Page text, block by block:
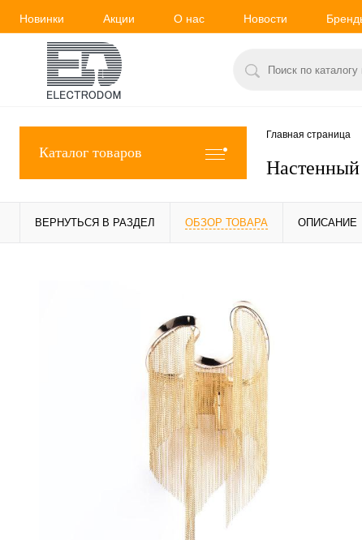
Новинки Акции О нас Новости
Каталог товаров
Главная страница
ВЕРНУТЬСЯ В РАЗДЕЛ ОБЗОР ТОВАРА ОПИСАНИЕ